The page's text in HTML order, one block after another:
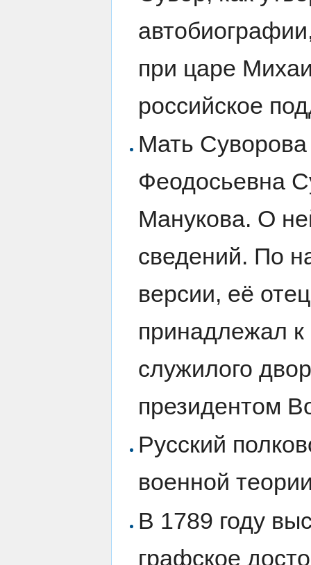
при царе
российское
Мать
Феодосьевна
Манукова. О
сведений. По
версии, её
принадлежал к
служилого
президентом
Русский
военной
В 1789 году
графское